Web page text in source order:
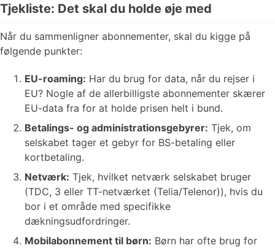
Tjekliste: Det skal du holde øje med
Når du sammenligner abonnementer, skal du kigge på
følgende punkter:
EU-roaming: Har du brug for data, når du rejser i
EU? Nogle af de allerbilligste abonnementer skærer
EU-data fra for at holde prisen helt i bund.
Betalings- og administrationsgebyrer: Tjek, om
selskabet tager et gebyr for BS-betaling eller
kortbetaling.
Netværk: Tjek, hvilket netværk selskabet bruger
(TDC, 3 eller TT-netværket (Telia/Telenor)), hvis du
bor i et område med specifikke
dækningsudfordringer.
Mobilabonnement til børn: Børn har ofte brug for